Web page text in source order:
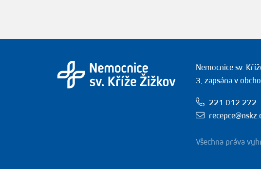
Nemocnice sv.
3, zapsána v
221 012 272
Všechna práva